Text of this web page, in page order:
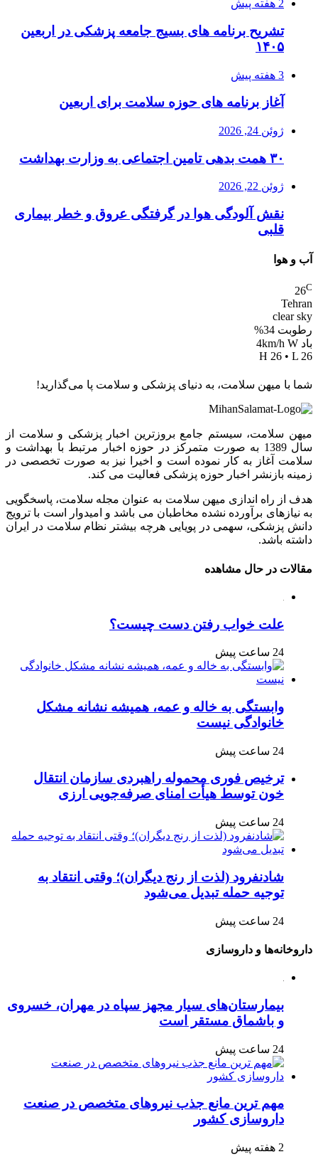
2 هفته پیش
تشریح برنامه های بسیج جامعه پزشکی در اربعین
۱۴۰۵
3 هفته پیش
آغاز برنامه های حوزه سلامت برای اربعین
ژوئن 24, 2026
۳۰ همت بدهی تامین اجتماعی به وزارت بهداشت
ژوئن 22, 2026
نقش آلودگی هوا در گرفتگی عروق و خطر بیماری
قلبی
آب و هوا
26C
Tehran
clear sky
رطوبت 34%
باد 4km/h W
H 26 • L 26
شما با میهن سلامت، به دنیای پزشکی و سلامت پا می‌گذارید!
میهن سلامت، سیستم جامع بروزترین اخبار پزشکی و سلامت از
سال 1389 به صورت متمرکز در حوزه اخبار مرتبط با بهداشت و
سلامت آغاز به کار نموده است و اخیرا نیز به صورت تخصصی در
زمینه بازنشر اخبار حوزه پزشکی فعالیت می کند.
هدف از راه اندازی میهن سلامت به عنوان مجله سلامت، پاسخگویی
به نیازهای برآورده نشده مخاطبان می باشد و امیدوار است با ترویج
دانش پزشکی، سهمی در پویایی هرچه بیشتر نظام سلامت در ایران
داشته باشد.
مقالات در حال مشاهده
علت خواب رفتن دست چیست؟
24 ساعت پیش
وابستگی به خاله و عمه، همیشه نشانه مشکل
خانوادگی نیست
24 ساعت پیش
ترخیص فوری محموله راهبردی سازمان انتقال
خون توسط هیأت امنای صرفه‌جویی ارزی
24 ساعت پیش
شادنفرود (لذت از رنج دیگران)؛ وقتی انتقاد به
توجیه حمله تبدیل می‌شود
24 ساعت پیش
داروخانه‌ها و داروسازی
بیمارستان‌های سیار مجهز سپاه در مهران، خسروی
و باشماق مستقر است
24 ساعت پیش
مهم ترین مانع جذب نیروهای متخصص در صنعت
داروسازی کشور
2 هفته پیش